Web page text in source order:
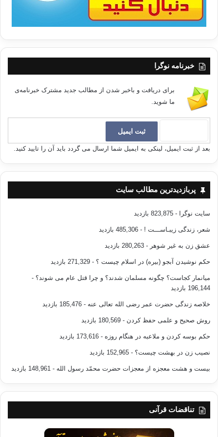
خوبی برای
نشان دادن غیبت دیدگاه اسلامی از عرصه ی جنگ با دشمن صهیونستی و
طبیعت فرهنگی
پیش از دانشگاه
حجم و کمیت و کیفیت موادی که در بارهی موضوع فلسطین در مدارس عربی
تدریس می شود ،
بررسی
قضیه فلسطین و صهیونیسم به هیچ وجه در سطح مطلوب انجام نمی شود .
اگر میزان اهتمام رژیم صهیونیستی به تربیت
سیاسی و نیز آموزش دینی را می دانستیم و جهتگیری آموزشی این رژیم را به
اشکال و
صدر اولویت
های خود قرار داده و نهادهای مختلفی را برای تعمیق عقیده ی صهیونستی به کار
گرفته
است ، آن زمان حجم مبارزه طلبی و تهدیدی را که با آ« مواجه هستیم و عمق
ضعف تربیتی
و معنوی خود را در مواجهه با این دشمن در می یافتیم .
اگر چه مسجد یکی از واحدهای جامعه اسلامی به
شمار می رود که باید مسؤلیت تربیت سیاسی را چه به صورت غیر مستقیم از
خلال اقامه ی
جمعه و
نماز های عید فطر و قربان و مواضع سخنرانان و عالمان در قبال قضایای
کند ، اما مسجد در واقیت امروز جهان و جهان اسلام کاملاً از محتوای تهی شده
است .
های این
دانشگاه و عالمان آن حاکم شد و مساجد مؤظف به توجیه سیاست های حکومت
شدند و خطبه
های جمعه ابزاری برای یاری نظام های حاکم شدند . در باره ی دیگر نهاد های
اسلامی
خبرنامه نوگرا
برای دریافت و باخبر شدن از مطالب جدید مشترک خبرنامه‌ی
ما شوید.
بعد از ثبت ایمیل، لینکی به ایمیل شما ارسال می گردد باید آن را تایید کنید.
پربازدیدترین مطالب سایت
سایت نوگرا - 823,875 بازدید
شعر، زندگی زیبـاســـت ! - 485,306 بازدید
عشق زن به غیر شوهر - 280,263 بازدید
حکم نوشیدن آبجو (بیره) در اسلام چیست ؟ - 271,329 بازدید
میانمار کجاست؟ چگونه مسلمان شدند؟ و چرا قتل عام می شوند؟ -
196,144 بازدید
خلاصه زندگی حضرت عمر رضی الله تعالی عنه - 185,476 بازدید
روش صحیح و علمی حفظ کردن - 180,569 بازدید
حکم بوسه کردن و ملاعبه در هنگام روزه - 173,616 بازدید
نصیب زن در بهشت چیست؟ - 152,965 بازدید
بیست و هشت معجزه از معجزات حضرت محمّد رسول الله - 148,961 بازدید
تناقضات قرآنی